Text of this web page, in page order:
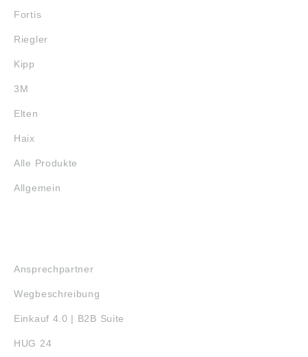
Fortis
Riegler
Kipp
3M
Elten
Haix
Alle Produkte
Allgemein
Ansprechpartner
Wegbeschreibung
Einkauf 4.0 | B2B Suite
HUG 24